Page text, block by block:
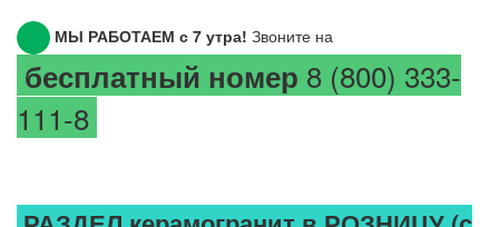
МЫ РАБОТАЕМ с 7 утра! Звоните на
бесплатный номер 8 (800) 333-
111-8